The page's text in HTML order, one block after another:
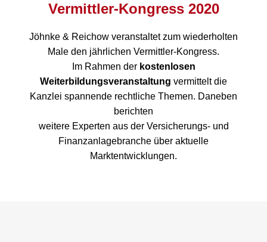
Vermittler-Kongress 2020
Jöhnke & Reichow veranstaltet zum wiederholten
Male den jährlichen Vermittler-Kongress.
Im Rahmen der kostenlosen
Weiterbildungsveranstaltung vermittelt die
Kanzlei spannende rechtliche Themen. Daneben
berichten
weitere Experten aus der Versicherungs- und
Finanzanlagebranche über aktuelle
Marktentwicklungen.